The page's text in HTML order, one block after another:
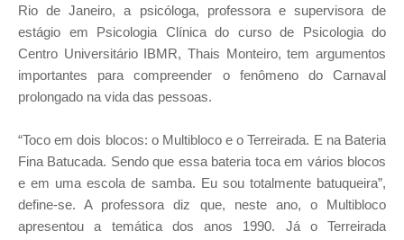
Rio de Janeiro, a psicóloga, professora e supervisora de
estágio em Psicologia Clínica do curso de Psicologia do
Centro Universitário IBMR, Thais Monteiro, tem argumentos
importantes para compreender o fenômeno do Carnaval
prolongado na vida das pessoas.
“Toco em dois blocos: o Multibloco e o Terreirada. E na Bateria
Fina Batucada. Sendo que essa bateria toca em vários blocos
e em uma escola de samba. Eu sou totalmente batuqueira”,
define-se. A professora diz que, neste ano, o Multibloco
apresentou a temática dos anos 1990. Já o Terreirada